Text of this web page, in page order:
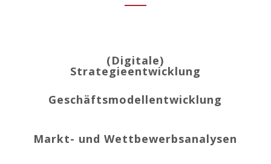
(Digitale)
Strategieentwicklung
Geschäftsmodellentwicklung
Markt- und Wettbewerbsanalysen